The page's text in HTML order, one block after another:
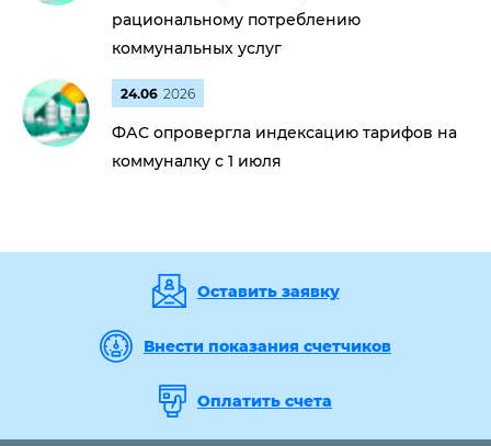
рациональному потреблению
коммунальных услуг
24.06 2026
ФАС опровергла индексацию тарифов на
коммуналку с 1 июля
Оставить заявку
Внести показания счетчиков
Оплатить счета